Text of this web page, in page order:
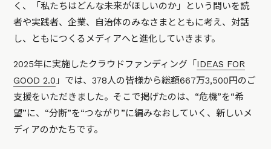
く、「私たちはどんな未来がほしいのか」という問いを読
者や実践者、企業、自治体のみなさまとともに考え、対話
し、ともにつくるメディアへと進化していきます。
2025年に実施したクラウドファンディング「 IDEAS FOR
GOOD 2.0 」では、378人の皆様から総額667万3,500円のご
支援をいただきました。そこで掲げたのは、“危機”を“希
望”に、“分断”を“つながり”に編みなおしていく、新しいメ
ディアのかたちです。